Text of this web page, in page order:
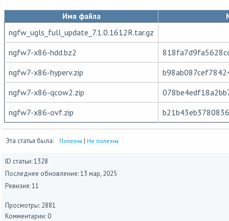
Имя файла
ngfw_ugls_full_update_7.1.0.1612R.tar.gz
ngfw7-x86-hdd.bz2
ngfw7-x86-hyperv.zip
ngfw7-x86-qcow2.zip
ngfw7-x86-ovf.zip
Эта статья была: Полезна | Не полезна
ID статьи: 1328
Последнее обновление:13 мар, 2025
Ревизия: 11
Просмотры: 2881
Комментарии: 0